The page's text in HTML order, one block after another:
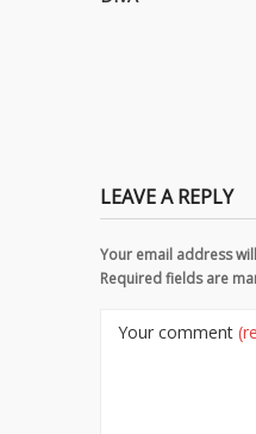
LEAVE A REPLY
Your email address
Required fields are
Your comment